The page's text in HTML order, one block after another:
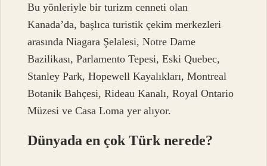
Bu yönleriyle bir turizm cenneti olan
Kanada’da, başlıca turistik çekim merkezleri
arasında Niagara Şelalesi, Notre Dame
Bazilikası, Parlamento Tepesi, Eski Quebec,
Stanley Park, Hopewell Kayalıkları, Montreal
Botanik Bahçesi, Rideau Kanalı, Royal Ontario
Müzesi ve Casa Loma yer alıyor.
Dünyada en çok Türk nerede?